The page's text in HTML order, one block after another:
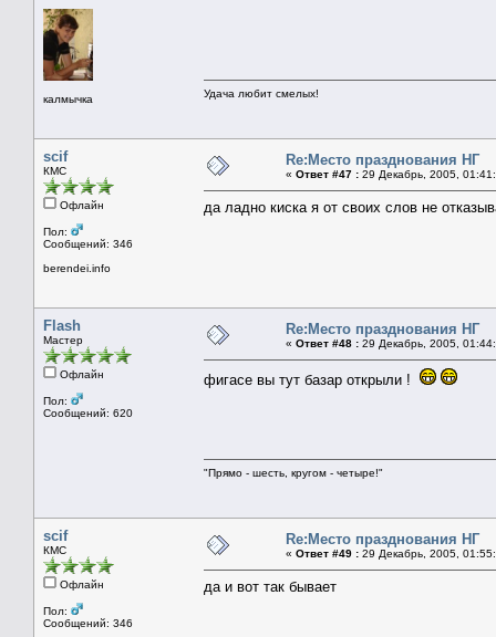
калмычка Удача любит смелых!
scif
КМС
Офлайн
Пол:
Сообщений: 346
berendei.info
Re:Место празднования НГ
« Ответ #47 : 29 Декабрь, 2005,
да ладно киска я от своих слов не
Flash
Мастер
Офлайн
Пол:
Сообщений: 620
Re:Место празднования НГ
« Ответ #48 : 29 Декабрь, 2005,
фигасе вы тут базар открыли !
"Прямо - шесть, кругом - четыре!"
scif
КМС
Офлайн
Пол:
Сообщений: 346
Re:Место празднования НГ
« Ответ #49 : 29 Декабрь, 2005,
да и вот так бывает